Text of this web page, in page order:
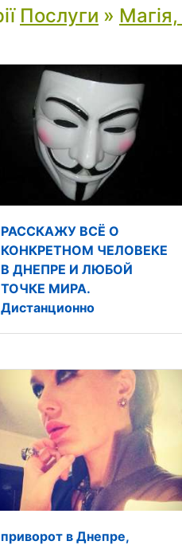
Послуги »
РАССКАЖУ ВСЁ О
КОНКРЕТНОМ ЧЕЛОВЕКЕ
В ДНЕПРЕ И ЛЮБОЙ
ТОЧКЕ МИРА.
Дистанционно
приворот в Днепре,